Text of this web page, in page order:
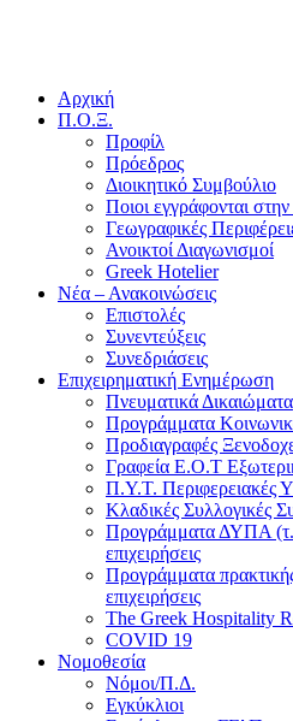
Αρχική
Π.Ο.Ξ.
Προφίλ
Πρόεδρος
Διοικητικό Συμβούλιο
Ποιοι εγγράφονται
Γεωγραφικές
Ανοικτοί Διαγωνισμoί
Greek Hotelier
Νέα – Ανακοινώσεις
Επιστολές
Συνεντεύξεις
Συνεδριάσεις
Επιχειρηματική Ενημέρωση
Πνευματικά Δικαιώματα
Προγράμματα
Προδιαγραφές
Γραφεία Ε.Ο.Τ
Π.Υ.Τ. Περιφερειακές
Κλαδικές Συλλογικές
Προγράμματα ΔΥΠΑ
επιχειρήσεις
Προγράμματα
επιχειρήσεις
The Greek Hospitality
COVID 19
Νομοθεσία
Νόμοι/Π.Δ.
Εγκύκλιοι